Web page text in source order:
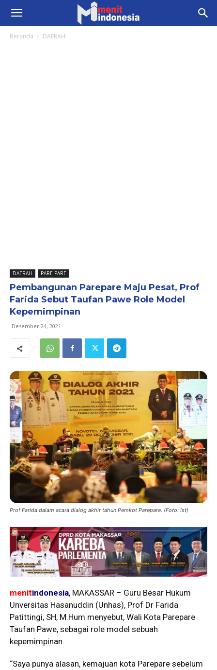
Beranda DAERAH
DAERAH PARE-PARE
Pembangunan Parepare Maju Pesat, Prof
Farida Sebut Taufan Pawe Role Model
Kepemimpinan
Desember 24, 2021
Prof Farida dalam acara dialog akhir tahun Pemkot Parepare. (Foto: Ist)
menitindonesia, MAKASSAR – Guru Besar Hukum
Unversitas Hasanuddin (Unhas), Prof Dr Farida
Patittingi, SH, M.Hum menyebut, Wali Kota Parepare
Taufan Pawe, sebagai role model sebuah
kepemimpinan.
“Saya punya alasan, kemajuan kota Parepare sebelum